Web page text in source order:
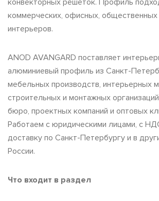
конвекторных решеток. Профиль
коммерческих, офисных,
интерьеров.
ANOD AVANGARD поставляет
алюминиевый профиль из Санкт-
мебельных производств, интерьерных
строительных и монтажных
бюро, проектных компаний и оптовых
Работаем с юридическими лицами, с
доставку по Санкт-Петербургу и в
России.
Что входит в раздел